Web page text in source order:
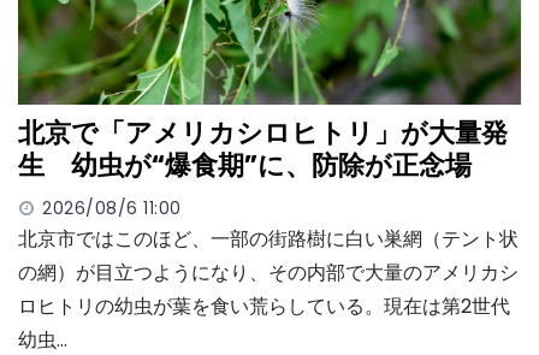
北京で「アメリカシロヒトリ」が大量発
生 幼虫が“爆食期”に、防除が正念場
2026/08/6 11:00
北京市ではこのほど、一部の街路樹に白い巣網（テント状
の網）が目立つようになり、その内部で大量のアメリカシ
ロヒトリの幼虫が葉を食い荒らしている。現在は第2世代
幼虫…